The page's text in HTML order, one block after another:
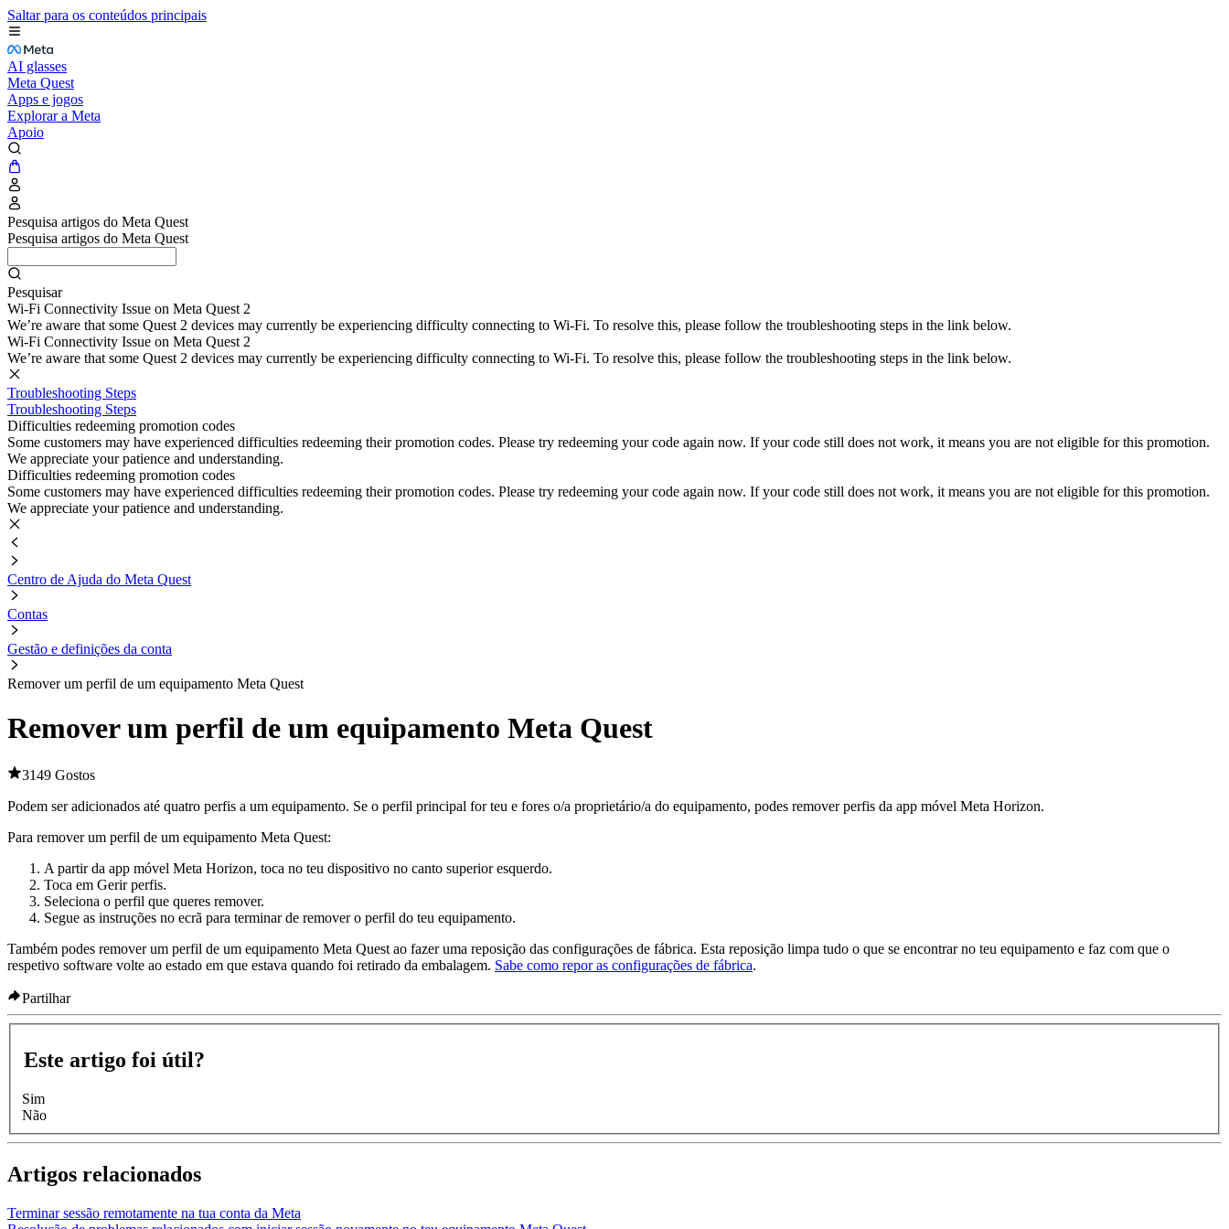
Saltar para os conteúdos principais
AI glasses
Meta Quest
Apps e jogos
Explorar a Meta
Apoio
Pesquisa artigos do Meta Quest
Pesquisa artigos do Meta Quest
Pesquisar
Wi-Fi Connectivity Issue on Meta Quest 2
We’re aware that some Quest 2 devices may currently be experiencing difficulty connecting to Wi-Fi. To resolve this, please follow the troubleshooting steps in the link below.
Wi-Fi Connectivity Issue on Meta Quest 2
We’re aware that some Quest 2 devices may currently be experiencing difficulty connecting to Wi-Fi. To resolve this, please follow the troubleshooting steps in the link below.
Troubleshooting Steps
Troubleshooting Steps
Difficulties redeeming promotion codes
Some customers may have experienced difficulties redeeming their promotion codes. Please try redeeming your code again now. If your code still does not work, it means you are not eligible for this promotion.
We appreciate your patience and understanding.
Difficulties redeeming promotion codes
Some customers may have experienced difficulties redeeming their promotion codes. Please try redeeming your code again now. If your code still does not work, it means you are not eligible for this promotion.
We appreciate your patience and understanding.
Centro de Ajuda do Meta Quest
Contas
Gestão e definições da conta
Remover um perfil de um equipamento Meta Quest
Remover um perfil de um equipamento Meta Quest
3149 Gostos
Podem ser adicionados até quatro perfis a um equipamento. Se o perfil principal for teu e fores o/a proprietário/a do equipamento, podes remover perfis da app móvel Meta Horizon.
Para remover um perfil de um equipamento Meta Quest:
A partir da app móvel Meta Horizon, toca no teu dispositivo no canto superior esquerdo.
Toca em Gerir perfis.
Seleciona o perfil que queres remover.
Segue as instruções no ecrã para terminar de remover o perfil do teu equipamento.
Também podes remover um perfil de um equipamento Meta Quest ao fazer uma reposição das configurações de fábrica. Esta reposição limpa tudo o que se encontrar no teu equipamento e faz com que o
respetivo software volte ao estado em que estava quando foi retirado da embalagem. Sabe como repor as configurações de fábrica.
Partilhar
Este artigo foi útil?
Sim
Não
Artigos relacionados
Terminar sessão remotamente na tua conta da Meta